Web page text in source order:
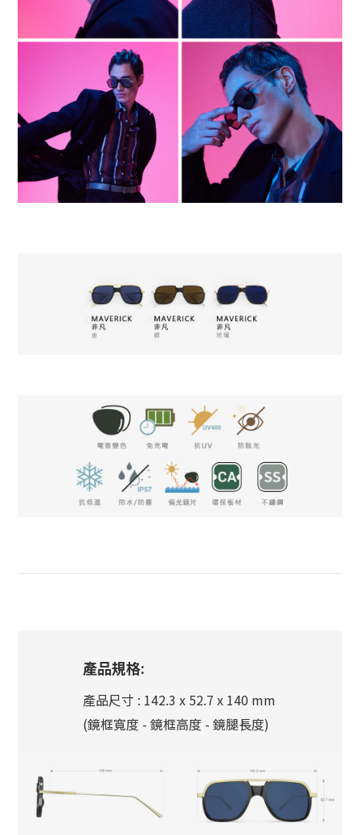
產品規格:
產品尺寸 : 142.3 x 52.7 x 140 mm
(鏡框寬度 - 鏡框高度 - 鏡腿長度)